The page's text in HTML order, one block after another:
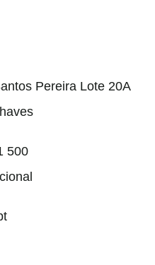
Pereira Lote 20A
500